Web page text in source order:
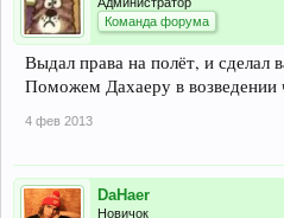
Команда форума
Выдал права на полёт, и сделал
Поможем Дахаеру в возведении
4 фев 2013
DaHaer
Новичок